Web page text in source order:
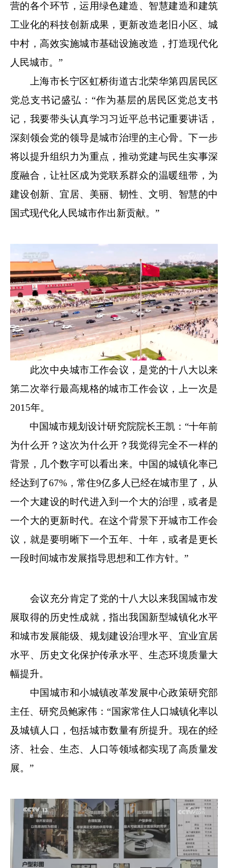
营的各个环节，运用绿色建造、智慧建造和建筑
工业化的科技创新成果，更新改造老旧小区、城
中村，高效实施城市基础设施改造，打造现代化
人民城市。”
上海市长宁区虹桥街道古北荣华第四居民区
党总支书记盛弘：“作为基层的居民区党总支书
记，我要带头认真学习习近平总书记重要讲话，
深刻领会党的领导是城市治理的主心骨。下一步
将以提升组织力为重点，推动党建与民生实事深
度融合，让社区成为党联系群众的温暖纽带，为
建设创新、宜居、美丽、韧性、文明、智慧的中
国式现代化人民城市作出新贡献。”
此次中央城市工作会议，是党的十八大以来
第二次举行最高规格的城市工作会议，上一次是
2015年。
中国城市规划设计研究院院长王凯：“十年前
为什么开？这次为什么开？我觉得完全不一样的
背景，几个数字可以看出来。中国的城镇化率已
经达到了67%，常住9亿多人已经在城市里了，从
一个大建设的时代进入到一个大的治理，或者是
一个大的更新时代。在这个背景下开城市工作会
议，就是要明晰下一个五年、十年，或者是更长
一段时间城市发展指导思想和工作方针。”
会议充分肯定了党的十八大以来我国城市发
展取得的历史性成就，指出我国新型城镇化水平
和城市发展能级、规划建设治理水平、宜业宜居
水平、历史文化保护传承水平、生态环境质量大
幅提升。
中国城市和小城镇改革发展中心政策研究部
主任、研究员鲍家伟：“国家常住人口城镇化率以
及城镇人口，包括城市数量有所提升。现在的经
济、社会、生态、人口等领域都实现了高质量发
展。”